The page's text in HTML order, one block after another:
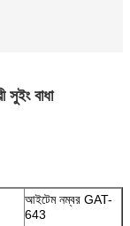
সুইং বাধা
আইটেম নম্বর GAT-
643